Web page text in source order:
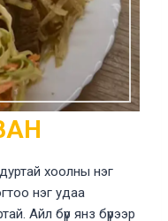
хоолны нэг
нэг удаа
Айл бүр янз бүрээр